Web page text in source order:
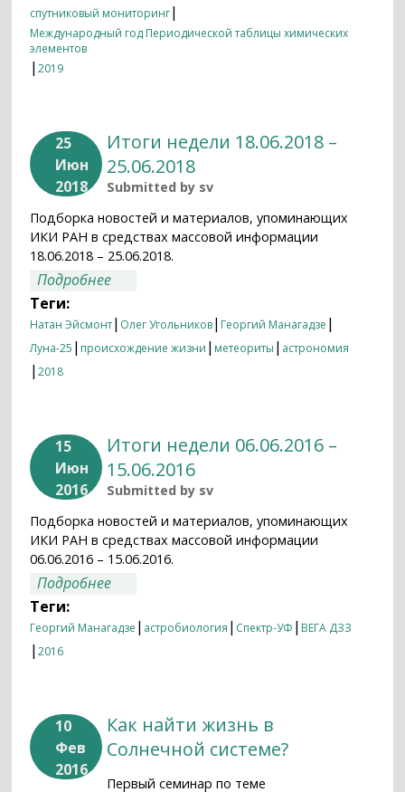
спутниковый мониторинг|
Международный год Периодической таблицы химических
элементов
|2019
25
Июн
2018
Итоги недели 18.06.2018 –
25.06.2018
Submitted by sv
Подборка новостей и материалов, упоминающих
ИКИ РАН в средствах массовой информации
18.06.2018 – 25.06.2018.
Подробнее
Теги:
Натан Эйсмонт| Олег Угольников| Георгий Манагадзе |
Луна-25 | происхождение жизни | метеориты | астрономия
|2018
15
Июн
2016
Итоги недели 06.06.2016 –
15.06.2016
Submitted by sv
Подборка новостей и материалов, упоминающих
ИКИ РАН в средствах массовой информации
06.06.2016 – 15.06.2016.
Подробнее
Теги:
Георгий Манагадзе | астробиология | Спектр-УФ | ВЕГА ДЗЗ
|2016
10
Фев
2016
Как найти жизнь в
Солнечной системе?
Первый семинар по теме